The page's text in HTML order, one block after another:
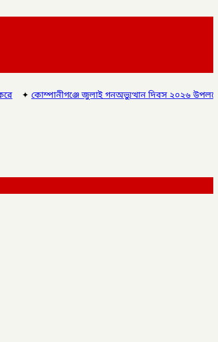
গনঅভ্যুত্থান দিবস ২০২৬ উপলক্ষে আলোচনা সভা ও